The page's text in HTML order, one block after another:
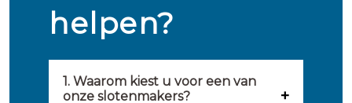
helpen?
1. Waarom kiest u voor een van
onze slotenmakers?